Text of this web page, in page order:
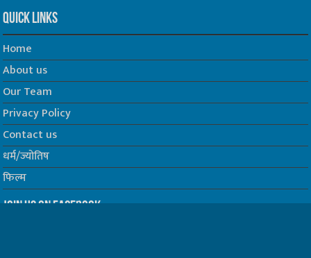
Quick Links
Home
About us
Our Team
Privacy Policy
Contact us
धर्म/ज्योतिष
फिल्म
Join us on Facebook